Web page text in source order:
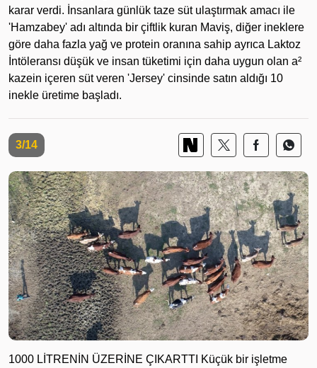
karar verdi. İnsanlara günlük taze süt ulaştırmak amacı ile
'Hamzabey' adı altında bir çiftlik kuran Maviş, diğer ineklere
göre daha fazla yağ ve protein oranına sahip ayrıca Laktoz
İntöleransı düşük ve insan tüketimi için daha uygun olan a²
kazein içeren süt veren 'Jersey' cinsinde satın aldığı 10
inekle üretime başladı.
3/14
1000 LİTRENİN ÜZERİNE ÇIKARTTI Küçük bir işletme